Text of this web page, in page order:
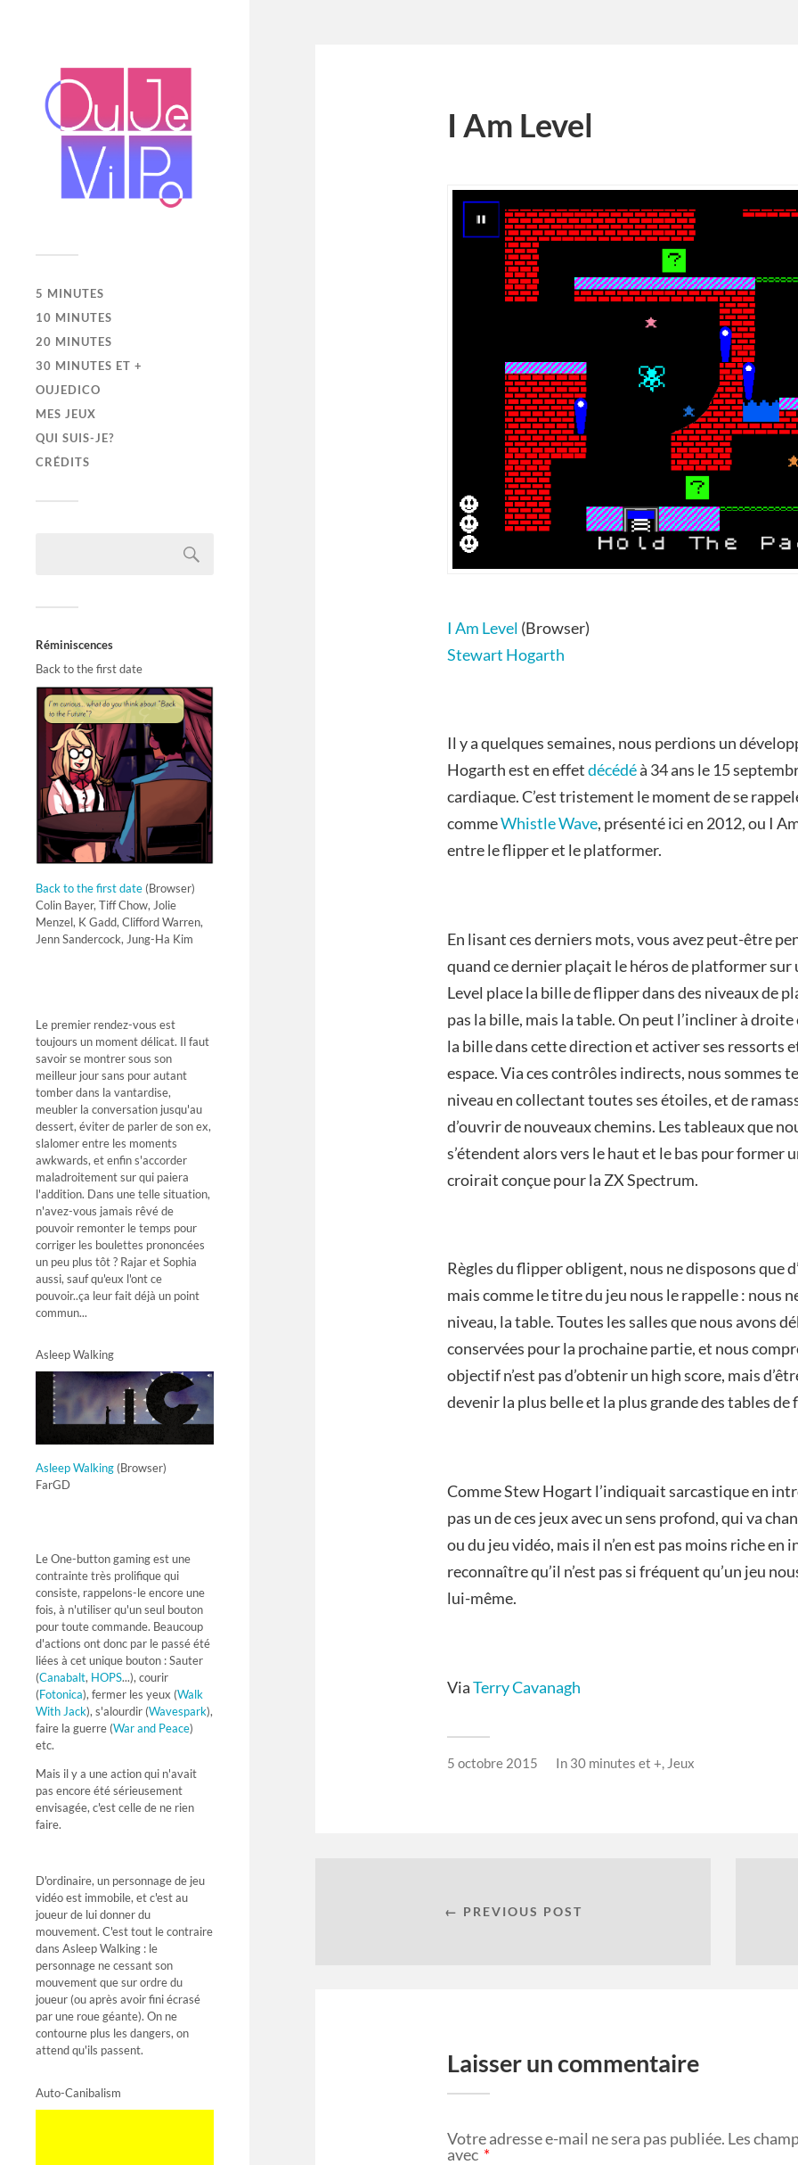
5 MINUTES
10 MINUTES
20 MINUTES
30 MINUTES ET +
OUJEDICO
MES JEUX
QUI SUIS-JE?
CRÉDITS
Réminiscences
Back to the first date
Back to the first date (Browser)
Colin Bayer, Tiff Chow, Jolie
Menzel, K Gadd, Clifford Warren,
Jenn Sandercock, Jung-Ha Kim
Le premier rendez-vous est
toujours un moment délicat. Il faut
savoir se montrer sous son
meilleur jour sans pour autant
tomber dans la vantardise,
meubler la conversation jusqu'au
dessert, éviter de parler de son ex,
slalomer entre les moments
awkwards, et enfin s'accorder
maladroitement sur qui paiera
l'addition. Dans une telle situation,
n'avez-vous jamais rêvé de
pouvoir remonter le temps pour
corriger les boulettes prononcées
un peu plus tôt ? Rajar et Sophia
aussi, sauf qu'eux l'ont ce
pouvoir..ça leur fait déjà un point
commun...
Asleep Walking
Asleep Walking (Browser)
FarGD
Le One-button gaming est une
contrainte très prolifique qui
consiste, rappelons-le encore une
fois, à n'utiliser qu'un seul bouton
pour toute commande. Beaucoup
d'actions ont donc par le passé été
liées à cet unique bouton : Sauter
(Canabalt, HOPS...), courir
(Fotonica), fermer les yeux (Walk
With Jack), s'alourdir (Wavespark),
faire la guerre (War and Peace)
etc.
Mais il y a une action qui n'avait
pas encore été sérieusement
envisagée, c'est celle de ne rien
faire.
D'ordinaire, un personnage de jeu
vidéo est immobile, et c'est au
joueur de lui donner du
mouvement. C'est tout le contraire
dans Asleep Walking : le
personnage ne cessant son
mouvement que sur ordre du
joueur (ou après avoir fini écrasé
par une roue géante). On ne
contourne plus les dangers, on
attend qu'ils passent.
Auto-Canibalism
I Am Level
I Am Level (Browser)
Stewart Hogarth
Il y a quelques semaines, nous perdions un
Hogarth est en effetdécédéà 34 ans le 15
cardiaque. C’est tristement le moment de se
commeWhistle Wave, présenté ici en 2012, ou I
entre le flipper et le platformer.
En lisant ces derniers mots, vous avez peut-être
quand ce dernier plaçait le héros de platformer sur
Level place la bille de flipper dans des niveaux de
pas la bille, mais la table. On peut l’incliner à
la bille dans cette direction et activer ses ressorts
espace. Via ces contrôles indirects, nous sommes
niveau en collectant toutes ses étoiles, et de
d’ouvrir de nouveaux chemins. Les tableaux que
s’étendent alors vers le haut et le bas pour former
croirait conçue pour la ZX Spectrum.
Règles du flipper obligent, nous ne disposons que
mais comme le titre du jeu nous le rappelle : nous
niveau, la table. Toutes les salles que nous avons
conservées pour la prochaine partie, et nous
objectif n’est pas d’obtenir un high score, mais
devenir la plus belle et la plus grande des tables de
Comme Stew Hogart l’indiquait sarcastique en
pas un de ces jeux avec un sens profond, qui va
ou du jeu vidéo, mais il n’en est pas moins riche
reconnaître qu’il n’est pas si fréquent qu’un jeu
lui-même.
ViaTerry Cavanagh
5 octobre 2015 In 30 minutes et + Jeux
← PREVIOUS POST
Laisser un commentaire
Votre adresse e-mail ne sera pas publiée. Les
avec *